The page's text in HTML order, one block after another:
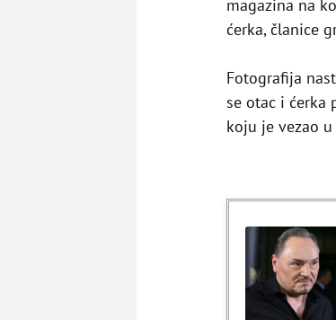
magazina na
ćerka, članice
Fotografija
se otac i ćerka
koju je vezao u